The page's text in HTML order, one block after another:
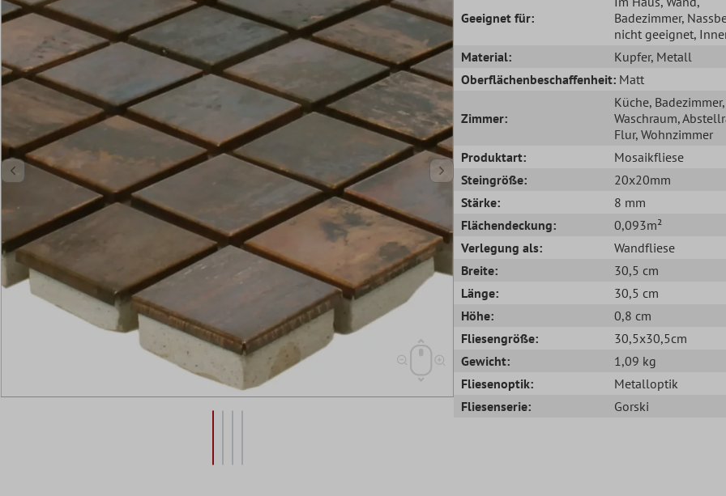
Geeignet für:
Badezimmer,
nicht geeignet,
Material:
Kupfer, Metall
Oberflächenbeschaffenheit: Matt
Zimmer:
Küche, Badezimmer,
Waschraum,
Flur, Wohnzimmer
Produktart:
Mosaikfliese
Steingröße:
20x20mm
Stärke:
8 mm
Flächendeckung:
0,093m²
Verlegung als:
Wandfliese
Breite:
30,5 cm
Länge:
30,5 cm
Höhe:
0,8 cm
Fliesengröße:
30,5x30,5cm
Gewicht:
1,09 kg
Fliesenoptik:
Metalloptik
Fliesenserie:
Gorski